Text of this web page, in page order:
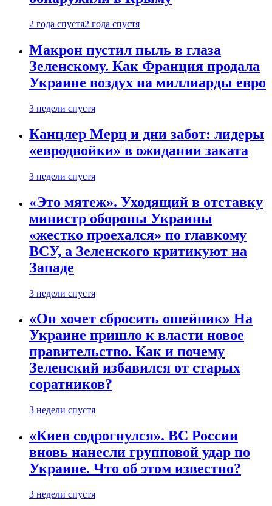
2 года спустя2 года спустя
Макрон пустил пыль в глаза
Зеленскому. Как Франция продала
Украине воздух на миллиарды евро
3 недели спустя
Канцлер Мерц и дни забот: лидеры
«евродвойки» в ожидании заката
3 недели спустя
«Это мятеж». Уходящий в отставку
министр обороны Украины
«жестко проехался» по главкому
ВСУ, а Зеленского критикуют на
Западе
3 недели спустя
«Он хочет сбросить ошейник» На
Украине пришло к власти новое
правительство. Как и почему
Зеленский избавился от старых
соратников?
3 недели спустя
«Киев содрогнулся». ВС России
вновь нанесли групповой удар по
Украине. Что об этом известно?
3 недели спустя